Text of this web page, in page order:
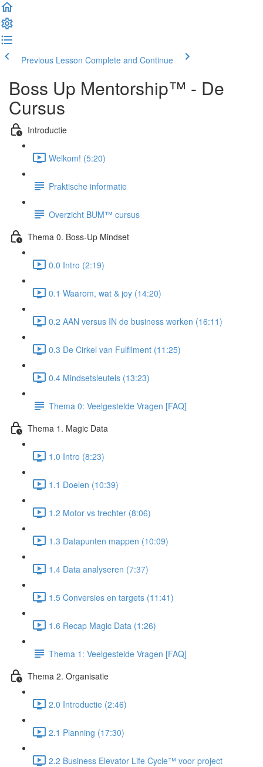
Previous Lesson Complete and Continue
Boss Up Mentorship™ - De
Cursus
Introductie
Welkom! (5:20)
Praktische informatie
Overzicht BUM™ cursus
Thema 0. Boss-Up Mindset
0.0 Intro (2:19)
0.1 Waarom, wat & joy (14:20)
0.2 AAN versus IN de business werken (16:11)
0.3 De Cirkel van Fulfilment (11:25)
0.4 Mindsetsleutels (13:23)
Thema 0: Veelgestelde Vragen [FAQ]
Thema 1. Magic Data
1.0 Intro (8:23)
1.1 Doelen (10:39)
1.2 Motor vs trechter (8:06)
1.3 Datapunten mappen (10:09)
1.4 Data analyseren (7:37)
1.5 Conversies en targets (11:41)
1.6 Recap Magic Data (1:26)
Thema 1: Veelgestelde Vragen [FAQ]
Thema 2. Organisatie
2.0 Introductie (2:46)
2.1 Planning (17:30)
2.2 Business Elevator Life Cycle™ voor project